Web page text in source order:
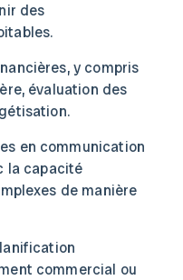
des
y compris
évaluation des
en communication
la capacité
de manière
commercial ou